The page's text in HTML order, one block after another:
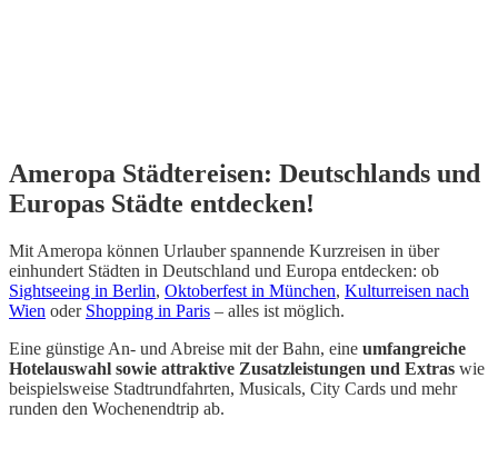
Ameropa Städtereisen: Deutschlands und
Europas Städte entdecken!
Mit Ameropa können Urlauber spannende Kurzreisen in über
einhundert Städten in Deutschland und Europa entdecken: ob
Sightseeing in Berlin, Oktoberfest in München, Kulturreisen nach
Wien oder Shopping in Paris – alles ist möglich.
Eine günstige An- und Abreise mit der Bahn, eine umfangreiche
Hotelauswahl sowie attraktive Zusatzleistungen und Extras wie
beispielsweise Stadtrundfahrten, Musicals, City Cards und mehr
runden den Wochenendtrip ab.